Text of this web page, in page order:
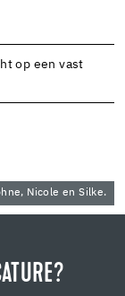
op een vast
Nicole en Silke.